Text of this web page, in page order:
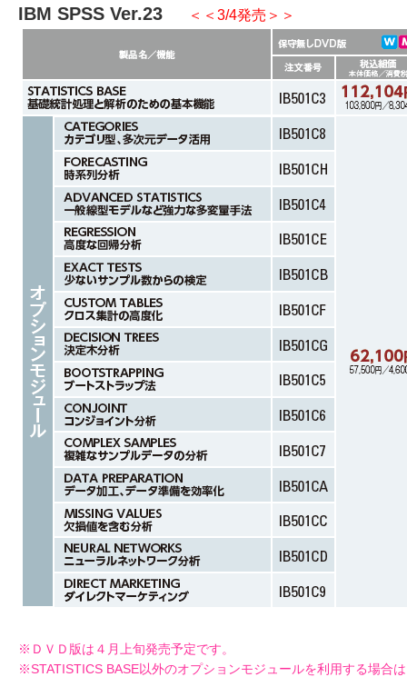
IBM SPSS Ver.23 ＜＜3/4発売＞＞
※ＤＶＤ版は４月上旬発売予定です。
※STATISTICS BASE以外のオプションモジュールを利用する場合